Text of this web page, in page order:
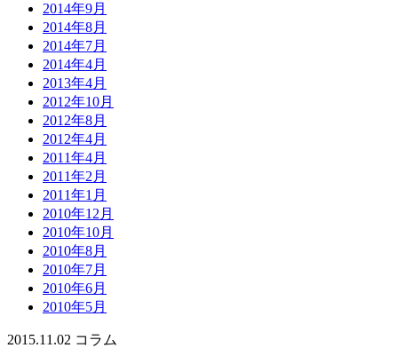
2014年9月
2014年8月
2014年7月
2014年4月
2013年4月
2012年10月
2012年8月
2012年4月
2011年4月
2011年2月
2011年1月
2010年12月
2010年10月
2010年8月
2010年7月
2010年6月
2010年5月
2015.11.02 コラム